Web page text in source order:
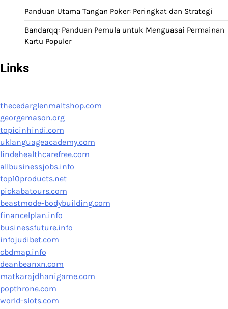
Panduan Utama Tangan Poker: Peringkat dan Strategi
Bandarqq: Panduan Pemula untuk Menguasai Permainan
Kartu Populer
Links
thecedarglenmaltshop.com
georgemason.org
topicinhindi.com
uklanguageacademy.com
lindehealthcarefree.com
allbusinessjobs.info
top10products.net
pickabatours.com
beastmode-bodybuilding.com
financelplan.info
businessfuture.info
infojudibet.com
cbdmap.info
deanbeanxn.com
matkarajdhanigame.com
popthrone.com
world-slots.com